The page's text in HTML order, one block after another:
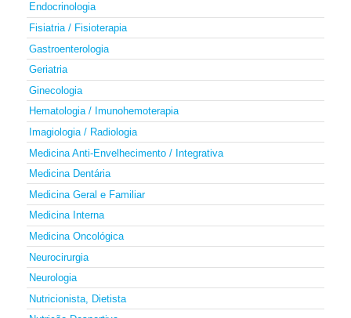
Endocrinologia
Fisiatria / Fisioterapia
Gastroenterologia
Geriatria
Ginecologia
Hematologia / Imunohemoterapia
Imagiologia / Radiologia
Medicina Anti-Envelhecimento / Integrativa
Medicina Dentária
Medicina Geral e Familiar
Medicina Interna
Medicina Oncológica
Neurocirurgia
Neurologia
Nutricionista, Dietista